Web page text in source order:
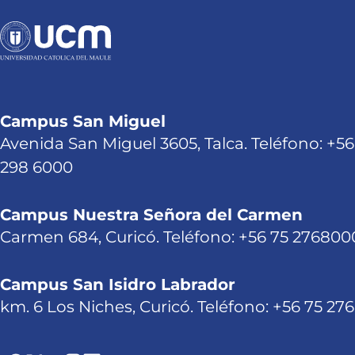
Campus San Miguel
Avenida San Miguel 3605, Talca. Teléfono: +56
298 6000
Campus Nuestra Señora del Carmen
Carmen 684, Curicó. Teléfono: +56 75
Campus San Isidro Labrador
km. 6 Los Niches, Curicó. Teléfono: +56 75